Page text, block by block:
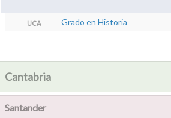
UCA Grado en Historia
Cantabria
Santander